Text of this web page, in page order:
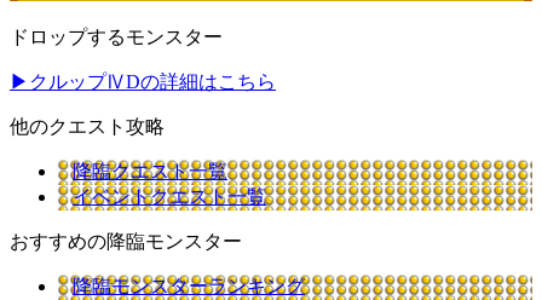
ドロップするモンスター
▶クルップⅣDの詳細はこちら
他のクエスト攻略
降臨クエスト一覧
イベントクエスト一覧
おすすめの降臨モンスター
降臨モンスターランキング